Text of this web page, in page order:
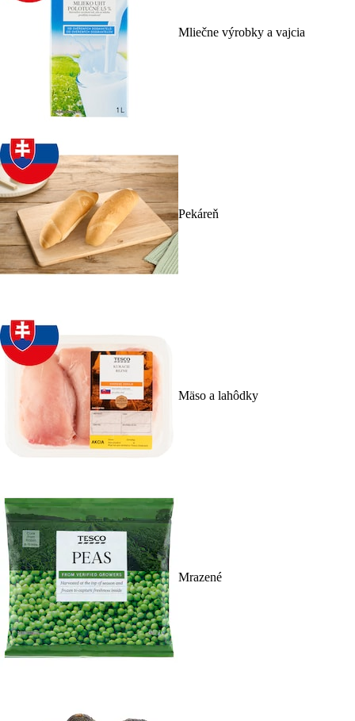
Mliečne výrobky a vajcia
Pekáreň
Mäso a lahôdky
Mrazené